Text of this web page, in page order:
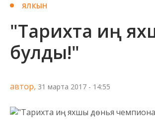
ЯЛКЫН
"Тарихта иң
булды!"
автор, 31 марта 2017 - 14:55